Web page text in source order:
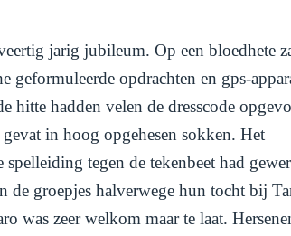
jarig jubileum. Op een bloedhete
geformuleerde opdrachten en gps-
hitte hadden velen de dresscode
in hoog opgehesen sokken. Het
tegen de tekenbeet had
de groepjes halverwege hun tocht bij
was zeer welkom maar te laat.